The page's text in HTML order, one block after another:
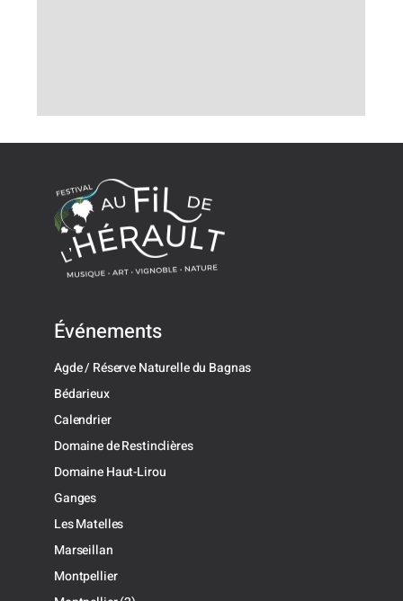
Événements
Agde / Réserve Naturelle du Bagnas
Bédarieux
Calendrier
Domaine de Restinclières
Domaine Haut-Lirou
Ganges
Les Matelles
Marseillan
Montpellier